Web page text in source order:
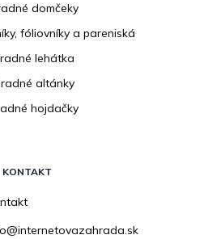
domčeky
fóliovníky a pareniská
lehátka
altánky
hojdačky
KONTAKT
@internetovazahrada.sk